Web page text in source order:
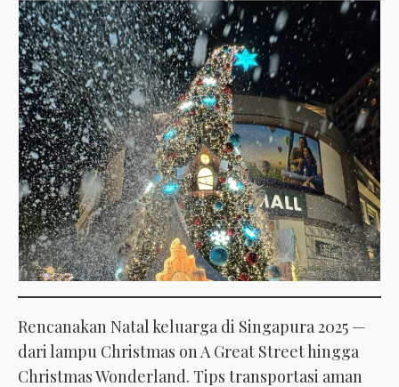
Rencanakan Natal keluarga di Singapura 2025 —
dari lampu Christmas on A Great Street hingga
Christmas Wonderland. Tips transportasi aman